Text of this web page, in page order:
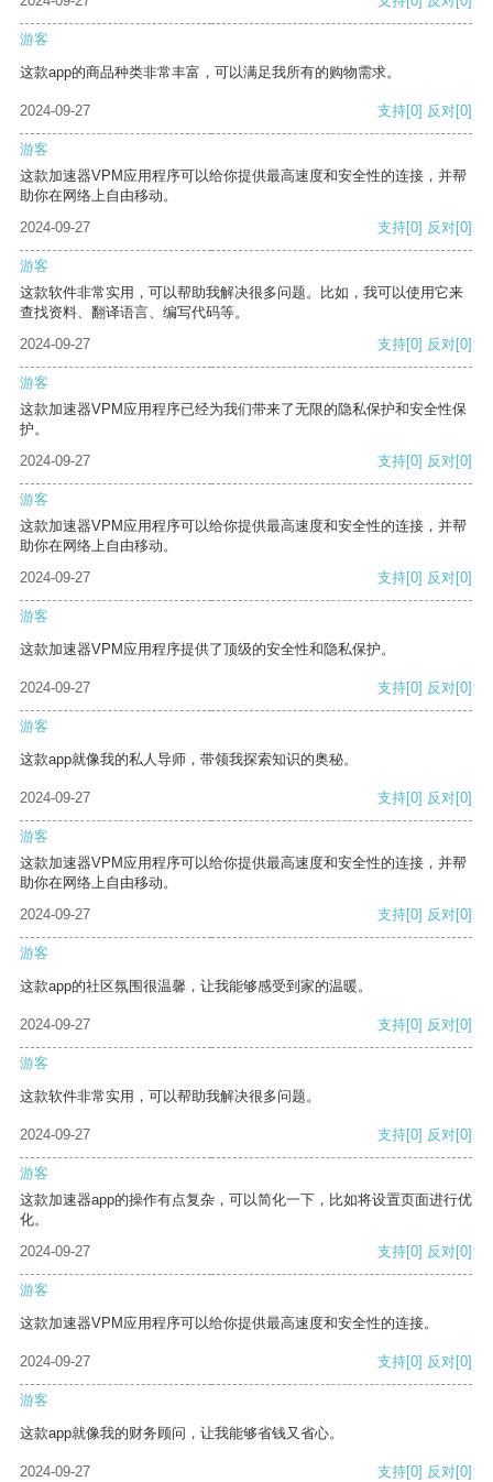
游客
这款app的商品种类非常丰富，可以满足我所有的购物需求。
2024-09-27 支持[0] 反对[0]
游客
这款加速器VPM应用程序可以给你提供最高速度和安全性的连接，并帮
助你在网络上自由移动。
2024-09-27
支持[0] 反对[0]
游客
这款软件非常实用，可以帮助我解决很多问题。比如，我可以使用它来
查找资料、翻译语言、编写代码等。
2024-09-27
支持[0] 反对[0]
游客
这款加速器VPM应用程序已经为我们带来了无限的隐私保护和安全性保
护。
2024-09-27
支持[0] 反对[0]
游客
这款加速器VPM应用程序可以给你提供最高速度和安全性的连接，并帮
助你在网络上自由移动。
2024-09-27
支持[0] 反对[0]
游客
这款加速器VPM应用程序提供了顶级的安全性和隐私保护。
2024-09-27 支持[0] 反对[0]
游客
这款app就像我的私人导师，带领我探索知识的奥秘。
2024-09-27 支持[0] 反对[0]
游客
这款加速器VPM应用程序可以给你提供最高速度和安全性的连接，并帮
助你在网络上自由移动。
2024-09-27
支持[0] 反对[0]
游客
这款app的社区氛围很温馨，让我能够感受到家的温暖。
2024-09-27 支持[0] 反对[0]
游客
这款软件非常实用，可以帮助我解决很多问题。
2024-09-27 支持[0] 反对[0]
游客
这款加速器app的操作有点复杂，可以简化一下，比如将设置页面进行优
化。
2024-09-27
支持[0] 反对[0]
游客
这款加速器VPM应用程序可以给你提供最高速度和安全性的连接。
2024-09-27 支持[0] 反对[0]
游客
这款app就像我的财务顾问，让我能够省钱又省心。
2024-09-27 支持[0] 反对[0]